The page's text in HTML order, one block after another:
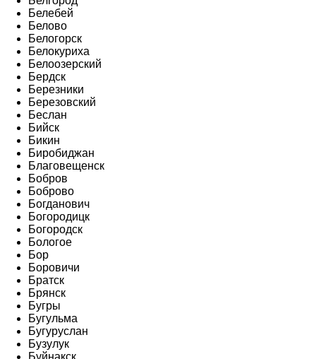
Белебей
Белово
Белогорск
Белокуриха
Белоозерский
Бердск
Березники
Березовский
Беслан
Бийск
Бикин
Биробиджан
Благовещенск
Бобров
Боброво
Богданович
Богородицк
Богородск
Бологое
Бор
Боровичи
Братск
Брянск
Бугры
Бугульма
Бугуруслан
Бузулук
Буйнакск